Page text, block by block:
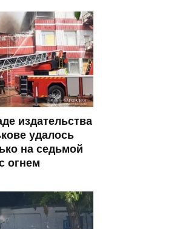
издательства
удалось
на седьмой
огнем